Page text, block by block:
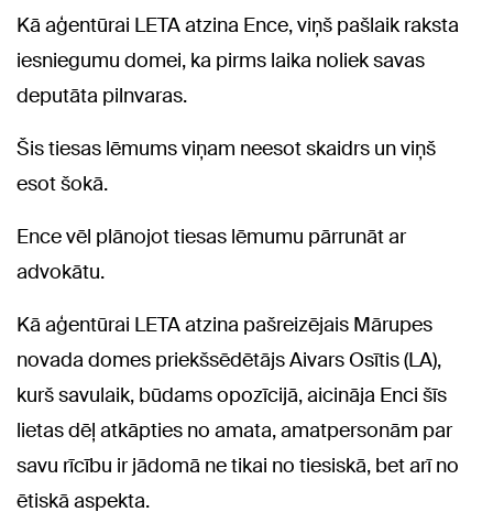
Kā aģentūrai LETA atzina Ence, viņš pašlaik raksta
iesniegumu domei, ka pirms laika noliek savas
deputāta pilnvaras.
Šis tiesas lēmums viņam neesot skaidrs un viņš
esot šokā.
Ence vēl plānojot tiesas lēmumu pārrunāt ar
advokātu.
Kā aģentūrai LETA atzina pašreizējais Mārupes
novada domes priekšsēdētājs Aivars Osītis (LA),
kurš savulaik, būdams opozīcijā, aicināja Enci šīs
lietas dēļ atkāpties no amata, amatpersonām par
savu rīcību ir jādomā ne tikai no tiesiskā, bet arī no
ētiskā aspekta.